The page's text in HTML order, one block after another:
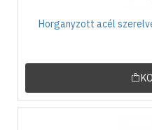
Horganyzott acél